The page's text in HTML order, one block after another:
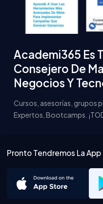
Academi365 Es
Consejero De
Negocios Y
Cursos, asesorías, grupos
Expertos, Bootcamps.
Pronto Tendremos La